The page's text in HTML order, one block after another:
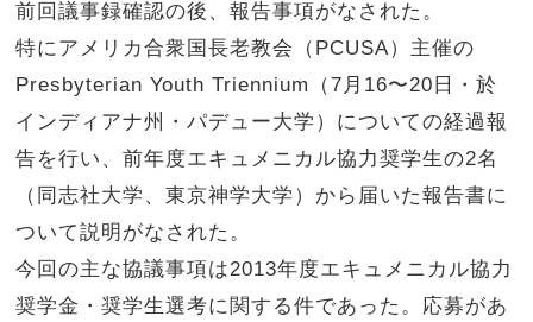
前回議事録確認の後、報告事項がなされた。
特にアメリカ合衆国長老教会（PCUSA）主催の
Presbyterian Youth Triennium（7月16〜20日・於
インディアナ州・パデュー大学）についての経過報
告を行い、前年度エキュメニカル協力奨学生の2名
（同志社大学、東京神学大学）から届いた報告書に
ついて説明がなされた。
今回の主な協議事項は2013年度エキュメニカル協力
奨学金・奨学生選考に関する件であった。応募があ